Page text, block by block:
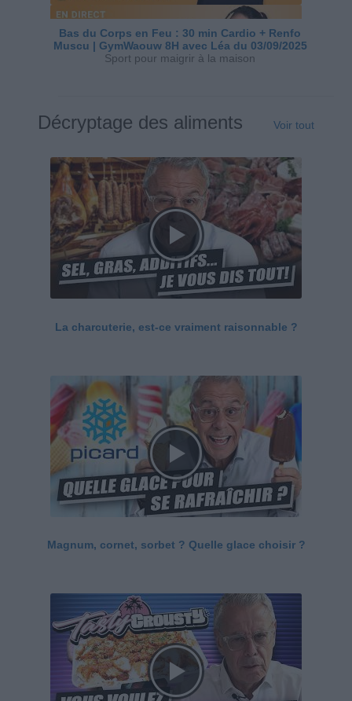
Bas du Corps en Feu : 30 min Cardio + Renfo
Muscu | GymWaouw 8H avec Léa du 03/09/2025
Sport pour maigrir à la maison
Décryptage des aliments Voir tout
La charcuterie, est-ce vraiment raisonnable ?
Magnum, cornet, sorbet ? Quelle glace choisir ?